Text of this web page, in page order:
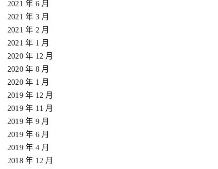
2021 年 6 月
2021 年 3 月
2021 年 2 月
2021 年 1 月
2020 年 12 月
2020 年 8 月
2020 年 1 月
2019 年 12 月
2019 年 11 月
2019 年 9 月
2019 年 6 月
2019 年 4 月
2018 年 12 月